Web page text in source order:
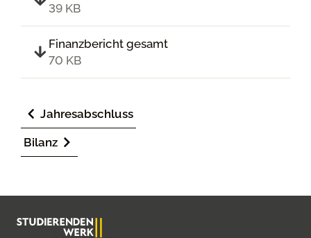
39 KB
Finanzbericht gesamt
70 KB
Jahresabschluss
Bilanz